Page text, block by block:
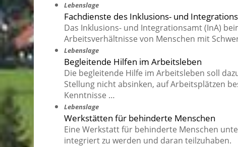
Lebenslage
Fachdienste des Inklusions- und
Das Inklusions- und Integrationsamt (InA)
Arbeitsverhältnisse von Menschen mit
Lebenslage
Begleitende Hilfen im Arbeitsleben
Die begleitende Hilfe im Arbeitsleben soll
Stellung nicht absinken, auf Arbeitsplätzen
Kenntnisse …
Lebenslage
Werkstätten für behinderte Menschen
Eine Werkstatt für behinderte Menschen
integriert zu werden und daran teilzuhaben.